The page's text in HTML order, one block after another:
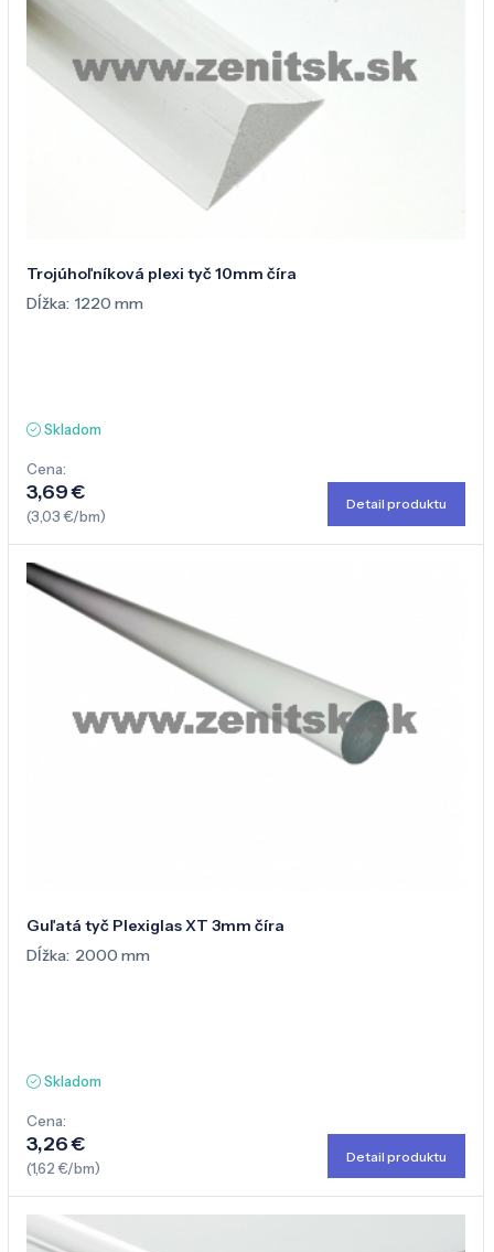
Trojúhoľníková plexi tyč 10mm číra
Dĺžka: 1220 mm
Skladom
Cena:
3,69 €
(3,03 €/bm)
Detail produktu
Guľatá tyč Plexiglas XT 3mm číra
Dĺžka: 2000 mm
Skladom
Cena:
3,26 €
(1,62 €/bm)
Detail produktu